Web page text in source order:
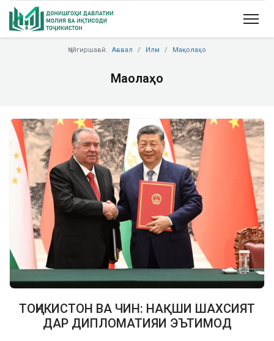
Ҷойгиршавӣ: Аввал Илм Мақолаҳо
Мақолаҳо
ТОҶИКИСТОН ВА ЧИН: НАҚШИ ШАХСИЯТ
ДАР ДИПЛОМАТИЯИ ЭЪТИМОД